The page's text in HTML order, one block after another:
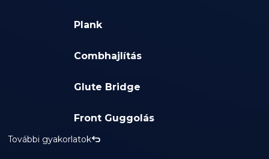
Plank
Combhajlítás
Glute Bridge
Front Guggolás
További gyakorlatok